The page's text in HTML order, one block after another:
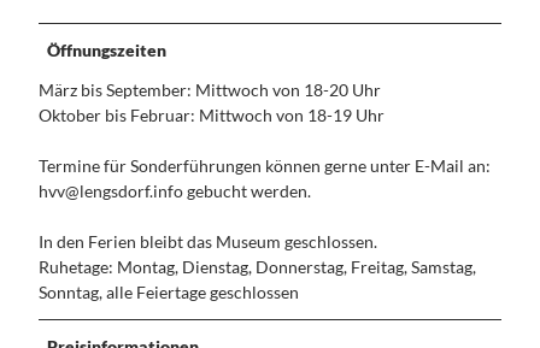
Öffnungszeiten
März bis September: Mittwoch von 18-20 Uhr
Oktober bis Februar: Mittwoch von 18-19 Uhr
Termine für Sonderführungen können gerne unter E-Mail an:
hvv@lengsdorf.info gebucht werden.
In den Ferien bleibt das Museum geschlossen.
Ruhetage: Montag, Dienstag, Donnerstag, Freitag, Samstag,
Sonntag, alle Feiertage geschlossen